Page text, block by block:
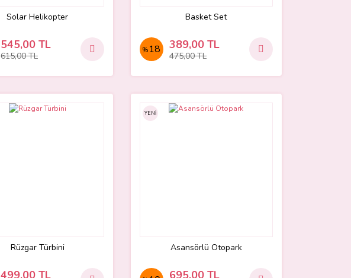
Solar Helikopter
545,00 TL
615,00 TL
Basket Set
% 18 389,00 TL
475,00 TL
Rüzgar Türbini
499,00 TL
YENİ
Asansörlü Otopark
695,00 TL